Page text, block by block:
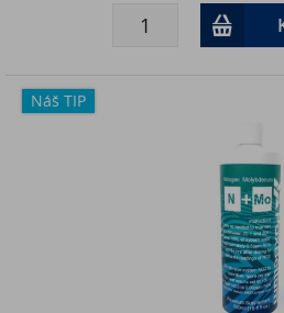
Náš TIP